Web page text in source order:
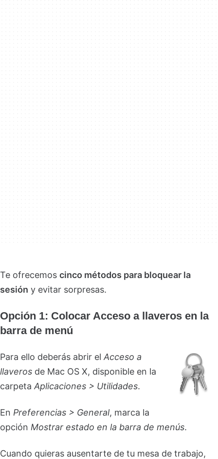
Te ofrecemos cinco métodos para bloquear la
sesión y evitar sorpresas.
Opción 1: Colocar Acceso a llaveros en la
barra de menú
Para ello deberás abrir el Acceso a
llaveros de Mac OS X, disponible en la
carpeta Aplicaciones > Utilidades.
En Preferencias > General, marca la
opción Mostrar estado en la barra de menús.
Cuando quieras ausentarte de tu mesa de trabajo,